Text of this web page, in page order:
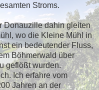
Stroms.
Donauzille dahin gleiten
wo die Kleine Mühl in
ein bedeutender Fluss,
Böhmerwald über
geflößt wurden.
Ich erfahre vom
Jahren an der